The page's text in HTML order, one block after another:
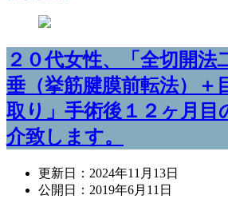
２０代女性、「全切開法
垂（挙筋腱膜前転法）＋
取り」手術後１２ヶ月目
介致します。
更新日： 2024年11月13日
公開日： 2019年6月11日